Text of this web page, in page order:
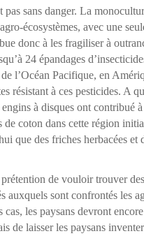
pas sans danger. La
écosystèmes, avec une
donc à les fragiliser à
24 épandages
l’Océan Pacifique, en
résistant à ces pesticides. A
engins à disques ont contribué
de coton dans cette région
que des friches herbacées et
de vouloir trouver
auxquels sont confrontés les
cas, les paysans devront
de laisser les paysans